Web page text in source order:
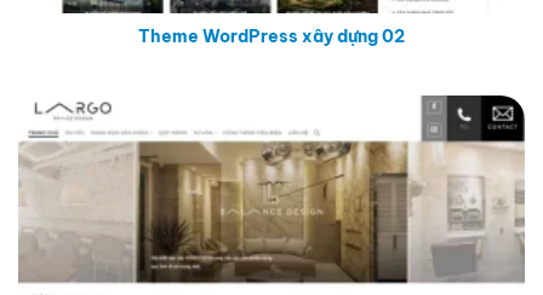
Theme WordPress xây dựng 02